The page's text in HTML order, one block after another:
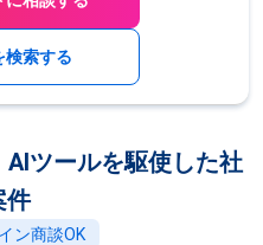
検索する
AIツールを駆使した社
件
ン商談OK